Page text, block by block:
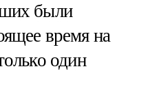
были
время на
один